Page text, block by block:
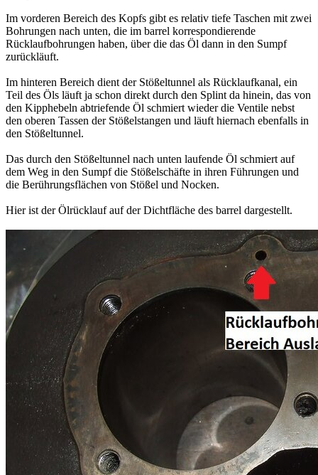
Im vorderen Bereich des Kopfs gibt es relativ tiefe Taschen mit zwei
Bohrungen nach unten, die im barrel korrespondierende
Rücklaufbohrungen haben, über die das Öl dann in den Sumpf
zurückläuft.
Im hinteren Bereich dient der Stößeltunnel als Rücklaufkanal, ein
Teil des Öls läuft ja schon direkt durch den Splint da hinein, das von
den Kipphebeln abtriefende Öl schmiert wieder die Ventile nebst
den oberen Tassen der Stößelstangen und läuft hiernach ebenfalls in
den Stößeltunnel.
Das durch den Stößeltunnel nach unten laufende Öl schmiert auf
dem Weg in den Sumpf die Stößelschäfte in ihren Führungen und
die Berührungsflächen von Stößel und Nocken.
Hier ist der Ölrücklauf auf der Dichtfläche des barrel dargestellt.